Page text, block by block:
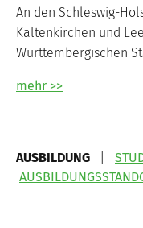
An den Schleswig-
Kaltenkirchen und
Württembergischen
mehr >>
AUSBILDUNG